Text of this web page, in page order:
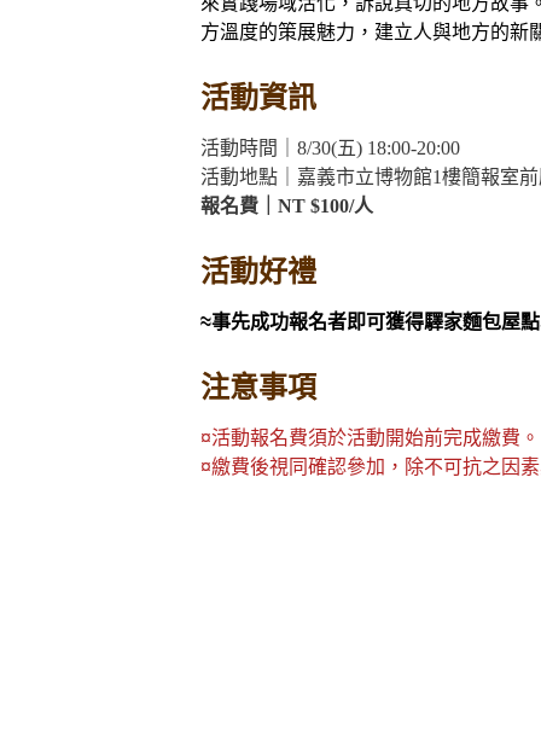
方溫度的策展魅力，建立人與地方的新
活動資訊
活動時間｜8/30(五) 18:00-20:00
活動地點｜嘉義市立博物館1樓簡報室
報名費｜NT $100/人
活動好禮
≈事先成功報名者即可獲得驛家麵包屋
注意事項
¤活動報名費須於活動開始前完成繳費。
¤繳費後視同確認參加，除不可抗之因